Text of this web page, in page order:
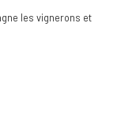
les vignerons et